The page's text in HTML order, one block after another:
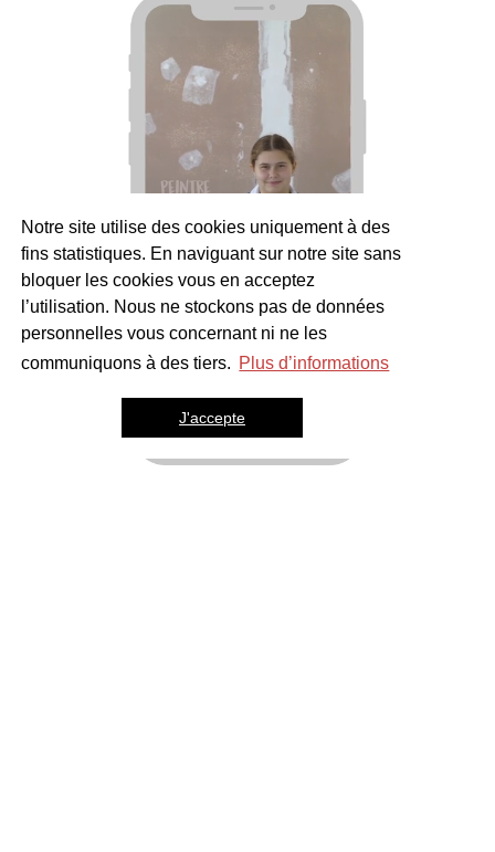
Notre site utilise des cookies uniquement à des
fins statistiques. En naviguant sur notre site sans
bloquer les cookies vous en acceptez
l’utilisation. Nous ne stockons pas de données
personnelles vous concernant ni ne les
communiquons à des tiers. Plus d’informations
J'accepte